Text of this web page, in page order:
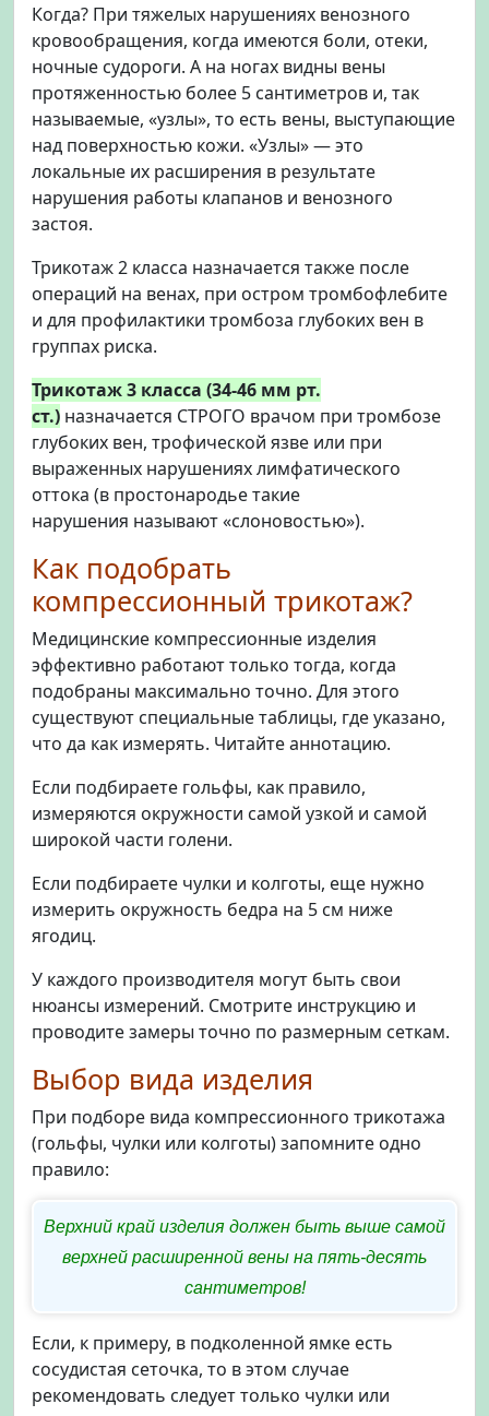
Когда? При тяжелых нарушениях венозного
кровообращения, когда имеются боли, отеки,
ночные судороги. А на ногах видны вены
протяженностью более 5 сантиметров и, так
называемые, «узлы», то есть вены, выступающие
над поверхностью кожи. «Узлы» — это
локальные их расширения в результате
нарушения работы клапанов и венозного
застоя.
Трикотаж 2 класса назначается также после
операций на венах, при остром тромбофлебите
и для профилактики тромбоза глубоких вен в
группах риска.
Трикотаж 3 класса (34-46 мм рт.
ст.) назначается СТРОГО врачом при тромбозе
глубоких вен, трофической язве или при
выраженных нарушениях лимфатического
оттока (в простонародье такие
нарушения называют «слоновостью»).
Как подобрать
компрессионный трикотаж?
Медицинские компрессионные изделия
эффективно работают только тогда, когда
подобраны максимально точно. Для этого
существуют специальные таблицы, где указано,
что да как измерять. Читайте аннотацию.
Если подбираете гольфы, как правило,
измеряются окружности самой узкой и самой
широкой части голени.
Если подбираете чулки и колготы, еще нужно
измерить окружность бедра на 5 см ниже
ягодиц.
У каждого производителя могут быть свои
нюансы измерений. Смотрите инструкцию и
проводите замеры точно по размерным сеткам.
Выбор вида изделия
При подборе вида компрессионного трикотажа
(гольфы, чулки или колготы) запомните одно
правило:
Верхний край изделия должен быть выше самой
верхней расширенной вены на пять-десять
сантиметров!
Если, к примеру, в подколенной ямке есть
сосудистая сеточка, то в этом случае
рекомендовать следует только чулки или